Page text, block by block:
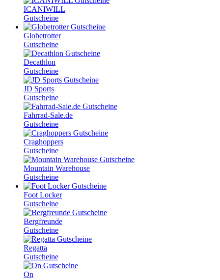
ICANIWILL
Gutscheine
Globetrotter
Gutscheine
Decathlon
Gutscheine
JD Sports
Gutscheine
Fahrrad-Sale.de
Gutscheine
Craghoppers
Gutscheine
Mountain Warehouse
Gutscheine
Foot Locker
Gutscheine
Bergfreunde
Gutscheine
Regatta
Gutscheine
On